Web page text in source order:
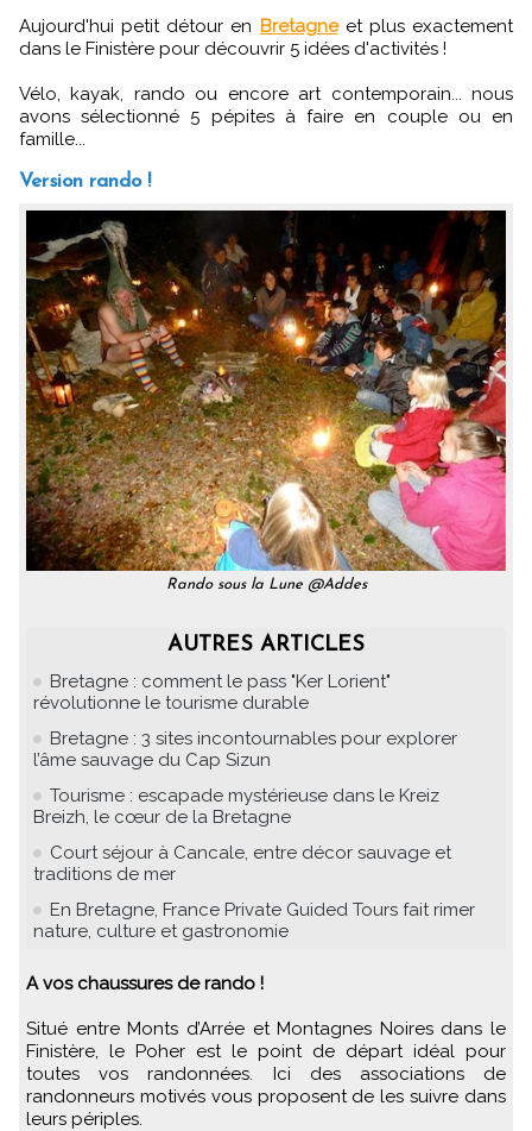
Aujourd'hui petit détour en Bretagneet plus exactement
dans le Finistère pour découvrir 5 idées d'activités !
Vélo, kayak, rando ou encore art contemporain... nous
avons sélectionné 5 pépites à faire en couple ou en
famille...
Version rando !
Rando sous la Lune @Addes
AUTRES ARTICLES
Bretagne : comment le pass "Ker Lorient"
révolutionne le tourisme durable
Bretagne : 3 sites incontournables pour explorer
l’âme sauvage du Cap Sizun
Tourisme : escapade mystérieuse dans le Kreiz
Breizh, le cœur de la Bretagne
Court séjour à Cancale, entre décor sauvage et
traditions de mer
En Bretagne, France Private Guided Tours fait rimer
nature, culture et gastronomie
A vos chaussures de rando !
Situé entre Monts d’Arrée et Montagnes Noires dans le
Finistère, le Poher est le point de départ idéal pour
toutes vos randonnées. Ici des associations de
randonneurs motivés vous proposent de les suivre dans
leurs périples.